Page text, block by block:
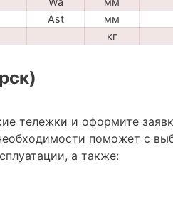
Ast мм
кг
тележки и оформите
поможет с
а также: